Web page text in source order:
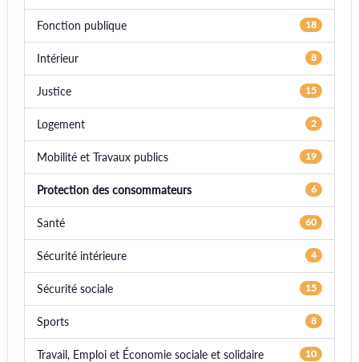
Fonction publique 18
Intérieur 8
Justice 15
Logement 2
Mobilité et Travaux publics 19
Protection des consommateurs 6
Santé 60
Sécurité intérieure 4
Sécurité sociale 15
Sports 8
Travail, Emploi et Économie sociale et solidaire 10